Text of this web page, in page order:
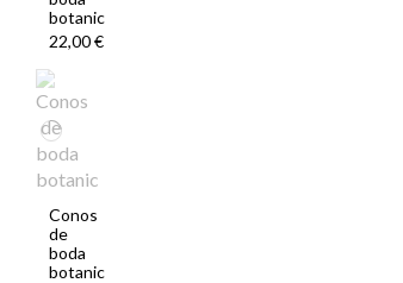
botanic
22,00 €
Conos
de
boda
botanic